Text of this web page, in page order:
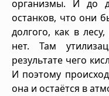
организмы. И до
останков, что они
долгого, как в
нет. Там
результате чего
И поэтому
она и остаётся в